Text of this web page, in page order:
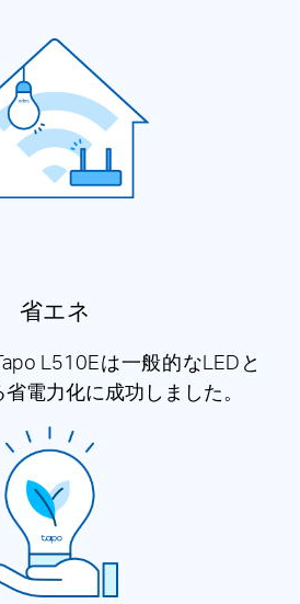
省エネ
L510Eは一般的なLEDと
電力化に成功しました。